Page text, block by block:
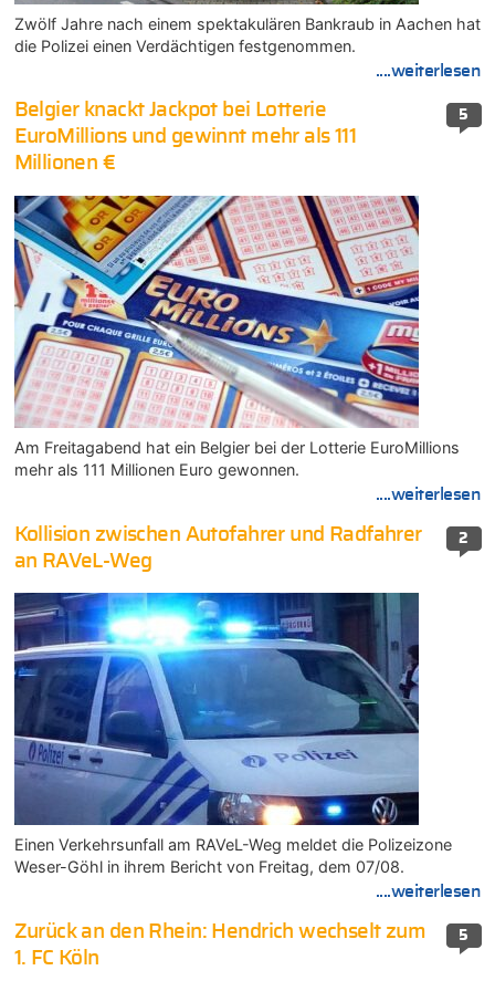
Zwölf Jahre nach einem spektakulären Bankraub in Aachen hat
die Polizei einen Verdächtigen festgenommen.
....weiterlesen
5
Belgier knackt Jackpot bei Lotterie
EuroMillions und gewinnt mehr als 111
Millionen €
Am Freitagabend hat ein Belgier bei der Lotterie EuroMillions
mehr als 111 Millionen Euro gewonnen.
....weiterlesen
2
Kollision zwischen Autofahrer und Radfahrer
an RAVeL-Weg
Einen Verkehrsunfall am RAVeL-Weg meldet die Polizeizone
Weser-Göhl in ihrem Bericht von Freitag, dem 07/08.
....weiterlesen
5
Zurück an den Rhein: Hendrich wechselt zum
1. FC Köln